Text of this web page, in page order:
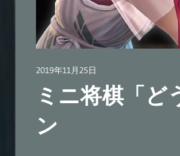
Labyrinth』
公
式
グ
2019年11月25日
ミニ将棋「ど
ン